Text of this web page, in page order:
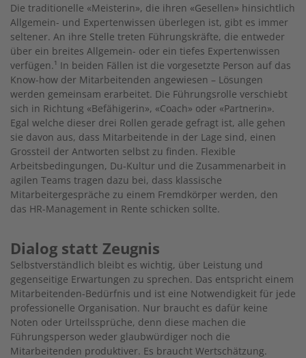
Die traditionelle «Meisterin», die ihren «Gesellen» hinsichtlich
Allgemein- und Expertenwissen überlegen ist, gibt es immer
seltener. An ihre Stelle treten Führungskräfte, die entweder
über ein breites Allgemein- oder ein tiefes Expertenwissen
verfügen.¹ In beiden Fällen ist die vorgesetzte Person auf das
Know-how der Mitarbeitenden angewiesen – Lösungen
werden gemeinsam erarbeitet. Die Führungsrolle verschiebt
sich in Richtung «Befähigerin», «Coach» oder «Partnerin».
Egal welche dieser drei Rollen gerade gefragt ist, alle gehen
sie davon aus, dass Mitarbeitende in der Lage sind, einen
Grossteil der Antworten selbst zu finden. Flexible
Arbeitsbedingungen, Du-Kultur und die Zusammenarbeit in
agilen Teams tragen dazu bei, dass klassische
Mitarbeitergespräche zu einem Fremdkörper werden, den
das HR-Management in Rente schicken sollte.
Dialog statt Zeugnis
Selbstverständlich bleibt es wichtig, über Leistung und
gegenseitige Erwartungen zu sprechen. Das entspricht einem
Mitarbeitenden-Bedürfnis und ist eine Notwendigkeit für jede
professionelle Organisation. Nur braucht es dafür keine
Noten oder Urteilssprüche, denn diese machen die
Führungsperson weder glaubwürdiger noch die
Mitarbeitenden produktiver. Es braucht Wertschätzung.